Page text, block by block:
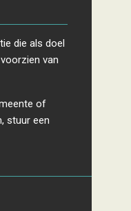
die als doel
van
of
stuur een